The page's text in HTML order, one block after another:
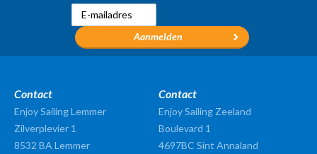
Contact
Enjoy Sailing Lemmer
Zilverplevier 1
8532 BA Lemmer
Contact
Enjoy Sailing Zeeland
Boulevard 1
4697BC Sint Annaland